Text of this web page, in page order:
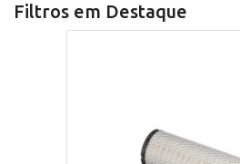
Filtros em Destaque